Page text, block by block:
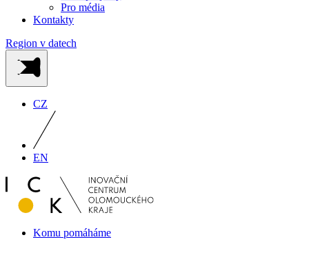
Pro média
Kontakty
Region v datech
CZ
EN
Komu pomáháme